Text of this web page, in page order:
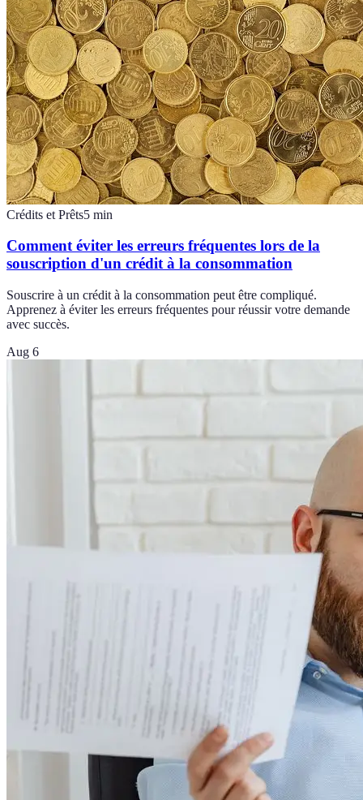
Crédits et Prêts5 min
Comment éviter les erreurs fréquentes lors de la
souscription d'un crédit à la consommation
Souscrire à un crédit à la consommation peut être compliqué.
Apprenez à éviter les erreurs fréquentes pour réussir votre demande
avec succès.
Aug 6